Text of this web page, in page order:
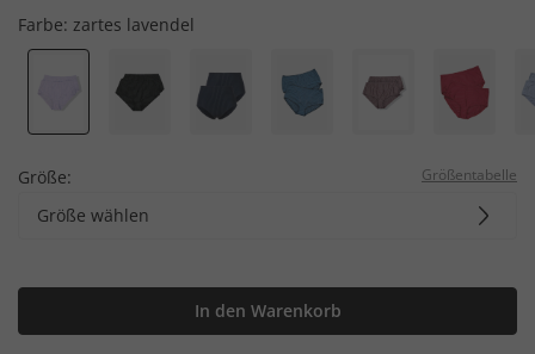
Farbe: zartes lavendel
Größe: Größentabelle
Größe wählen
In den Warenkorb